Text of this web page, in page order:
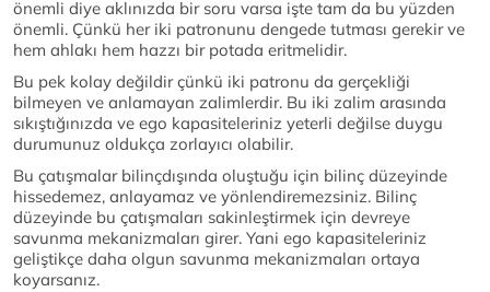
önemli diye aklınızda bir soru varsa işte tam da bu yüzden
önemli. Çünkü her iki patronunu dengede tutması gerekir ve
hem ahlakı hem hazzı bir potada eritmelidir.
Bu pek kolay değildir çünkü iki patronu da gerçekliği
bilmeyen ve anlamayan zalimlerdir. Bu iki zalim arasında
sıkıştığınızda ve ego kapasiteleriniz yeterli değilse duygu
durumunuz oldukça zorlayıcı olabilir.
Bu çatışmalar bilinçdışında oluştuğu için bilinç düzeyinde
hissedemez, anlayamaz ve yönlendiremezsiniz. Bilinç
düzeyinde bu çatışmaları sakinleştirmek için devreye
savunma mekanizmaları girer. Yani ego kapasiteleriniz
geliştikçe daha olgun savunma mekanizmaları ortaya
koyarsanız.